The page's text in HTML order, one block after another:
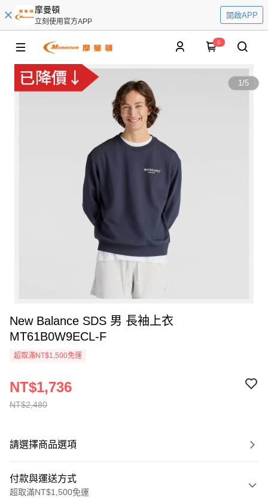
摩曼頓
立刻使用官方APP
開啟APP
0
1/5
New Balance SDS 男 長袖上衣
MT61B0W9ECL-F
超取滿NT$1,500免運
NT$2,480
NT$1,736
請選擇商品選項
付款與運送方式
超取滿NT$1,500免運